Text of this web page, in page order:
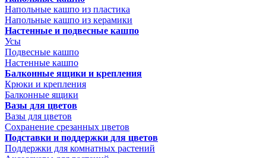
Напольные кашпо из пластика
Напольные кашпо из керамики
Настенные и подвесные кашпо
Усы
Подвесные кашпо
Настенные кашпо
Балконные ящики и крепления
Крюки и крепления
Балконные ящики
Вазы для цветов
Вазы для цветов
Сохранение срезанных цветов
Подставки и поддержки для цветов
Поддержки для комнатных растений